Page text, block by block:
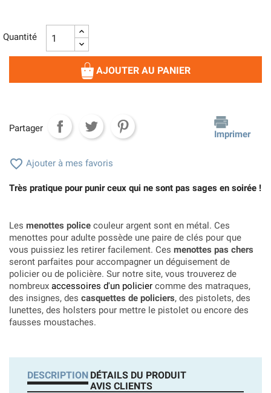
Quantité
AJOUTER AU PANIER
Partager
Imprimer
 Ajouter à mes favoris
Très pratique pour punir ceux qui ne sont pas sages en soirée !
Les menottes police couleur argent sont en métal. Ces
menottes pour adulte possède une paire de clés pour que
vous puissiez les retirer facilement. Ces menottes pas chers
seront parfaites pour accompagner un déguisement de
policier ou de policière. Sur notre site, vous trouverez de
nombreux accessoires d'un policier comme des matraques,
des insignes, des casquettes de policiers, des pistolets, des
lunettes, des holsters pour mettre le pistolet ou encore des
fausses moustaches.
DESCRIPTION DÉTAILS DU PRODUIT
AVIS CLIENTS